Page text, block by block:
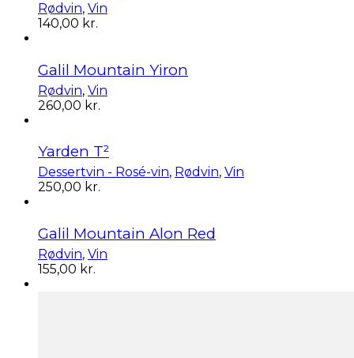
Rødvin, Vin
140,00 kr.
Galil Mountain Yiron
Rødvin, Vin
260,00 kr.
Yarden T²
Dessertvin - Rosé-vin, Rødvin, Vin
250,00 kr.
Galil Mountain Alon Red
Rødvin, Vin
155,00 kr.